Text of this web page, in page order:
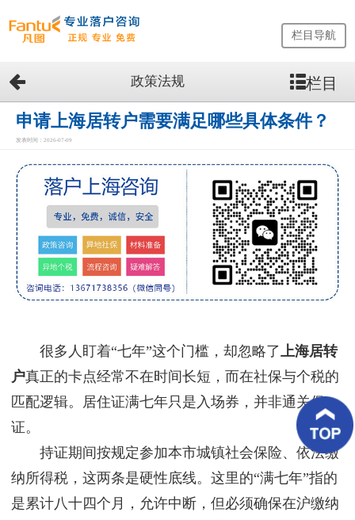
网
站
首
页
留
服
务
客
户
案
例
好
栏目导航
政策法规 栏目
申请上海居转户需要满足哪些具体条件？
发表时间：2026-07-09
很多人盯着“七年”这个门槛，却忽略了上海居转
户真正的卡点经常不在时间长短，而在社保与个税的
匹配逻辑。居住证满七年只是入场券，并非通关保
证。
持证期间按规定参加本市城镇社会保险、依法缴
纳所得税，这两条是硬性底线。这里的“满七年”指的
是累计八十四个月，允许中断，但必须确保在沪缴纳